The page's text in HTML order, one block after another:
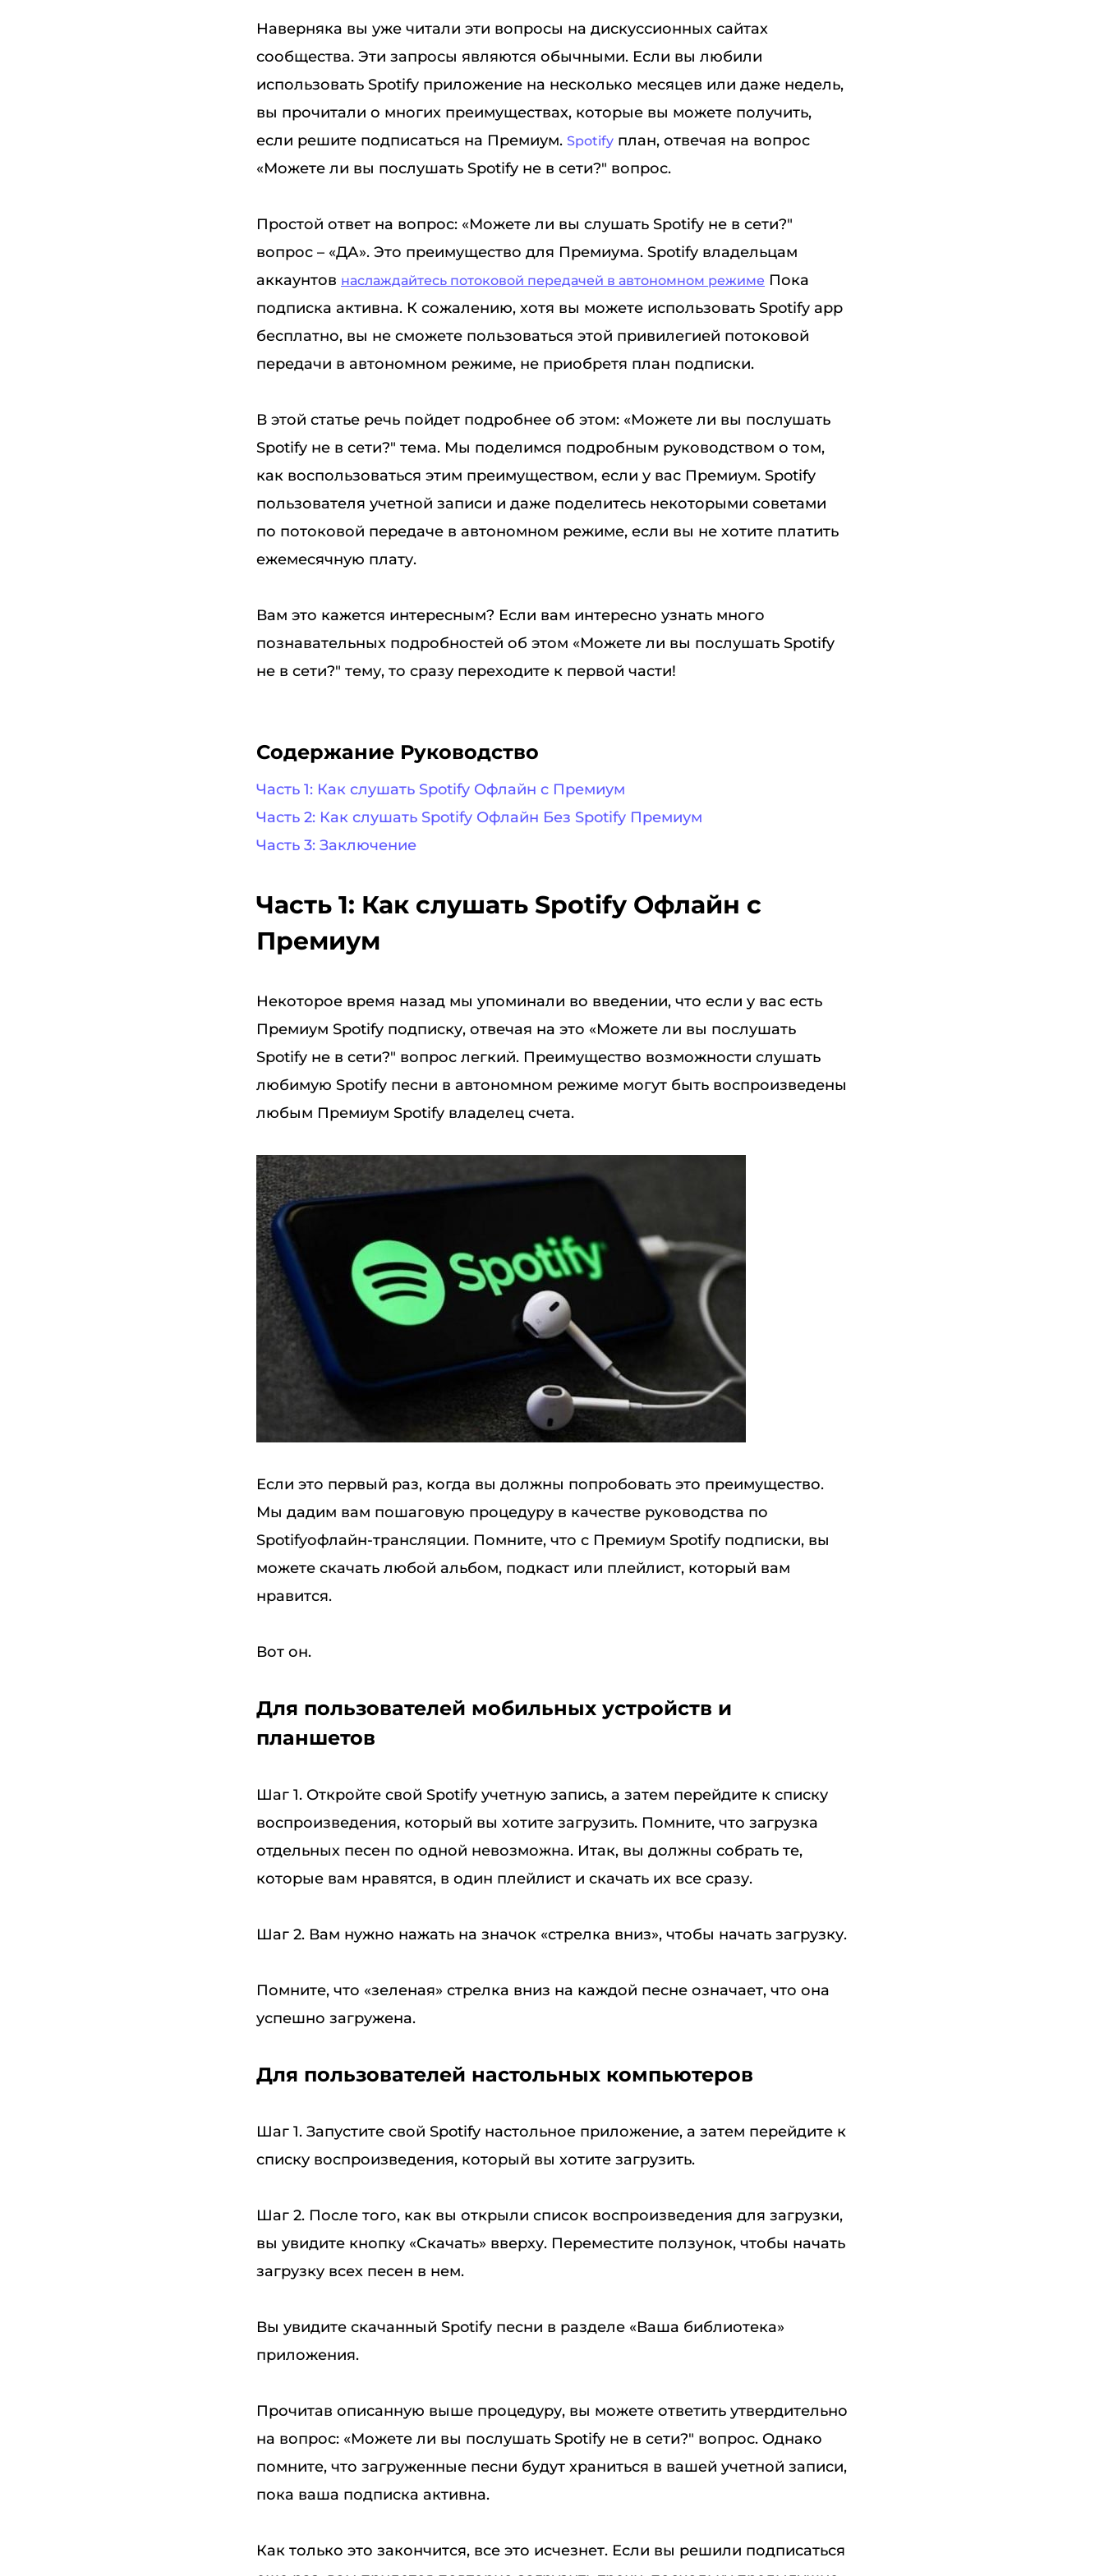
Наверняка вы уже читали эти вопросы на дискуссионных сайтах
сообщества. Эти запросы являются обычными. Если вы любили
использовать Spotify приложение на несколько месяцев или даже недель,
вы прочитали о многих преимуществах, которые вы можете получить,
если решите подписаться на Премиум. Spotify план, отвечая на вопрос
«Можете ли вы послушать Spotify не в сети?" вопрос.
Простой ответ на вопрос: «Можете ли вы слушать Spotify не в сети?"
вопрос – «ДА». Это преимущество для Премиума. Spotify владельцам
аккаунтов наслаждайтесь потоковой передачей в автономном режиме Пока
подписка активна. К сожалению, хотя вы можете использовать Spotify app
бесплатно, вы не сможете пользоваться этой привилегией потоковой
передачи в автономном режиме, не приобретя план подписки.
В этой статье речь пойдет подробнее об этом: «Можете ли вы послушать
Spotify не в сети?" тема. Мы поделимся подробным руководством о том,
как воспользоваться этим преимуществом, если у вас Премиум. Spotify
пользователя учетной записи и даже поделитесь некоторыми советами
по потоковой передаче в автономном режиме, если вы не хотите платить
ежемесячную плату.
Вам это кажется интересным? Если вам интересно узнать много
познавательных подробностей об этом «Можете ли вы послушать Spotify
не в сети?" тему, то сразу переходите к первой части!
Содержание Руководство
Часть 1: Как слушать Spotify Офлайн с Премиум
Часть 2: Как слушать Spotify Офлайн Без Spotify Премиум
Часть 3: Заключение
Часть 1: Как слушать Spotify Офлайн с
Премиум
Некоторое время назад мы упоминали во введении, что если у вас есть
Премиум Spotify подписку, отвечая на это «Можете ли вы послушать
Spotify не в сети?" вопрос легкий. Преимущество возможности слушать
любимую Spotify песни в автономном режиме могут быть воспроизведены
любым Премиум Spotify владелец счета.
Если это первый раз, когда вы должны попробовать это преимущество.
Мы дадим вам пошаговую процедуру в качестве руководства по
Spotifyофлайн-трансляции. Помните, что с Премиум Spotify подписки, вы
можете скачать любой альбом, подкаст или плейлист, который вам
нравится.
Вот он.
Для пользователей мобильных устройств и
планшетов
Шаг 1. Откройте свой Spotify учетную запись, а затем перейдите к списку
воспроизведения, который вы хотите загрузить. Помните, что загрузка
отдельных песен по одной невозможна. Итак, вы должны собрать те,
которые вам нравятся, в один плейлист и скачать их все сразу.
Шаг 2. Вам нужно нажать на значок «стрелка вниз», чтобы начать загрузку.
Помните, что «зеленая» стрелка вниз на каждой песне означает, что она
успешно загружена.
Для пользователей настольных компьютеров
Шаг 1. Запустите свой Spotify настольное приложение, а затем перейдите к
списку воспроизведения, который вы хотите загрузить.
Шаг 2. После того, как вы открыли список воспроизведения для загрузки,
вы увидите кнопку «Скачать» вверху. Переместите ползунок, чтобы начать
загрузку всех песен в нем.
Вы увидите скачанный Spotify песни в разделе «Ваша библиотека»
приложения.
Прочитав описанную выше процедуру, вы можете ответить утвердительно
на вопрос: «Можете ли вы послушать Spotify не в сети?" вопрос. Однако
помните, что загруженные песни будут храниться в вашей учетной записи,
пока ваша подписка активна.
Как только это закончится, все это исчезнет. Если вы решили подписаться